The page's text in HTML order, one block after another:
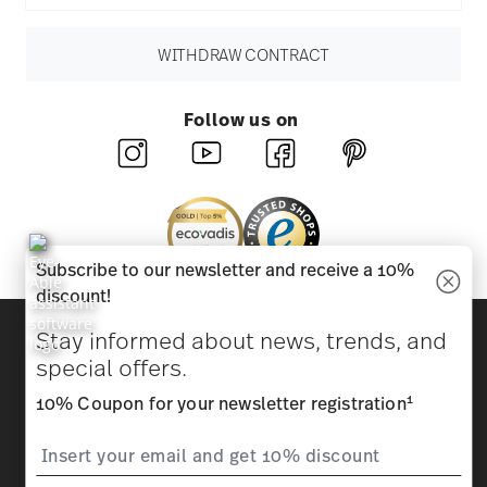
WITHDRAW CONTRACT
Follow us on
Beauty & functionality for your home
Homepage General terms and conditions
Privacy
Subscribe to our newsletter and receive a 10%
discount!
Stay informed about news, trends, and
special offers.
10% Coupon for your newsletter registration1